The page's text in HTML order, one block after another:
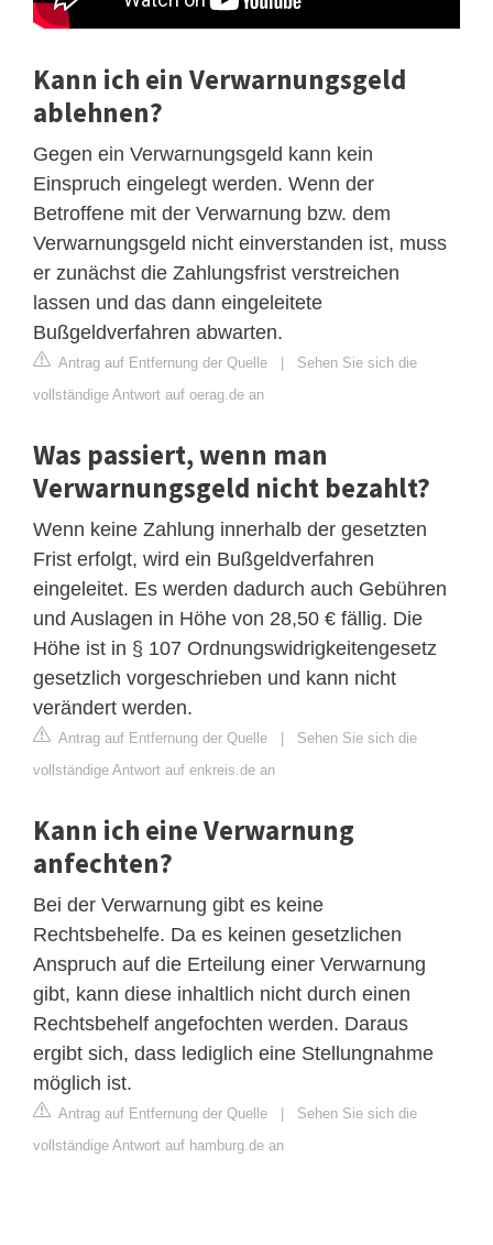
Kann ich ein Verwarnungsgeld
ablehnen?
Gegen ein Verwarnungsgeld kann kein
Einspruch eingelegt werden. Wenn der
Betroffene mit der Verwarnung bzw. dem
Verwarnungsgeld nicht einverstanden ist, muss
er zunächst die Zahlungsfrist verstreichen
lassen und das dann eingeleitete
Bußgeldverfahren abwarten.
Antrag auf Entfernung der Quelle | Sehen Sie sich die
vollständige Antwort auf oerag.de an
Was passiert, wenn man
Verwarnungsgeld nicht bezahlt?
Wenn keine Zahlung innerhalb der gesetzten
Frist erfolgt, wird ein Bußgeldverfahren
eingeleitet. Es werden dadurch auch Gebühren
und Auslagen in Höhe von 28,50 € fällig. Die
Höhe ist in § 107 Ordnungswidrigkeitengesetz
gesetzlich vorgeschrieben und kann nicht
verändert werden.
Antrag auf Entfernung der Quelle | Sehen Sie sich die
vollständige Antwort auf enkreis.de an
Kann ich eine Verwarnung
anfechten?
Bei der Verwarnung gibt es keine
Rechtsbehelfe. Da es keinen gesetzlichen
Anspruch auf die Erteilung einer Verwarnung
gibt, kann diese inhaltlich nicht durch einen
Rechtsbehelf angefochten werden. Daraus
ergibt sich, dass lediglich eine Stellungnahme
möglich ist.
Antrag auf Entfernung der Quelle | Sehen Sie sich die
vollständige Antwort auf hamburg.de an